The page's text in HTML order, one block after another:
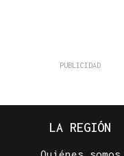
LA REGIÓN